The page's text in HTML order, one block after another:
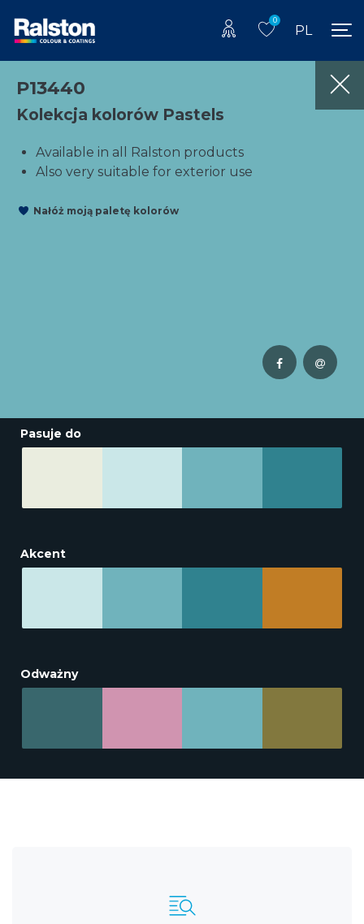
0
PL
P13440
Kolekcja kolorów Pastels
Available in all Ralston products
Also very suitable for exterior use
Nałóż moją paletę kolorów
Pasuje do
Akcent
Odważny